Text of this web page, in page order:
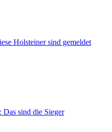
Holsteiner sind gemeldet
sind die Sieger